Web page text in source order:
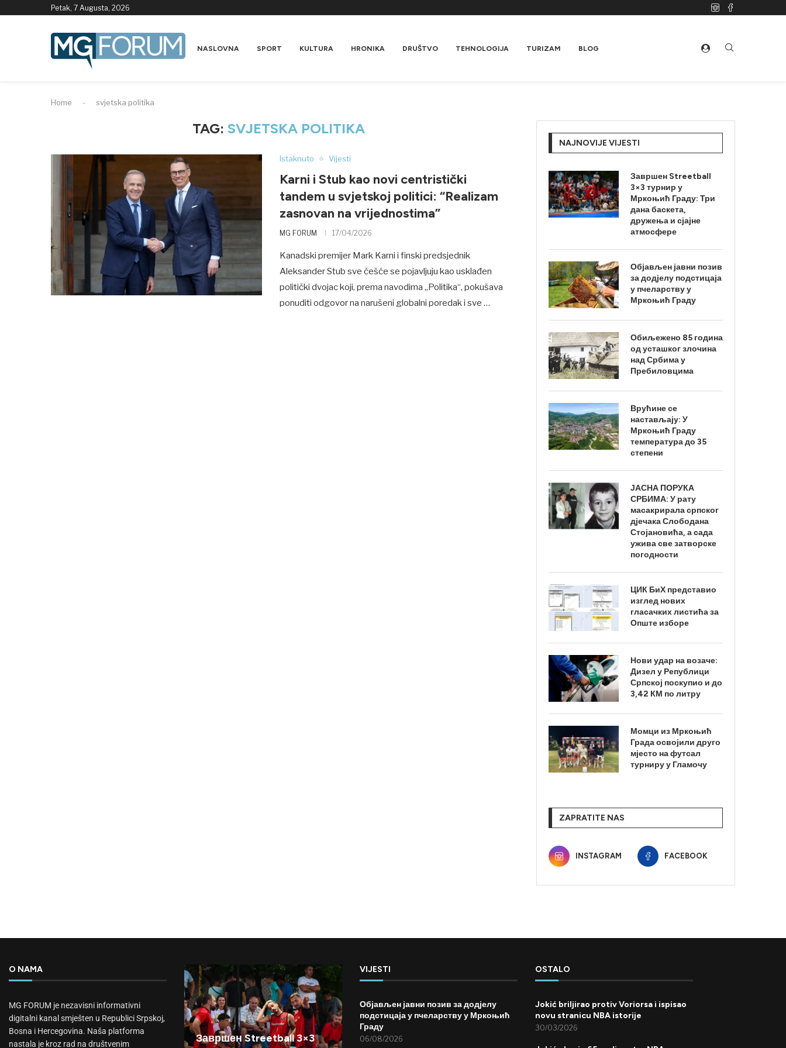
Petak, 7 Augusta, 2026
NASLOVNA SPORT KULTURA HRONIKA DRUŠTVO TEHNOLOGIJA TURIZAM BLOG
Home - svjetska politika
TAG:SVJETSKA POLITIKA
Istaknuto Vijesti
Karni i Stub kao novi centristički
tandem u svjetskoj politici: “Realizam
zasnovan na vrijednostima”
MG FORUM 17/04/2026
Kanadski premijer Mark Karni i finski predsjednik
Aleksander Stub sve češće se pojavljuju kao usklađen
politički dvojac koji, prema navodima „Politika“, pokušava
ponuditi odgovor na narušeni globalni poredak i sve …
NAJNOVIJE VIJESTI
Завршен Streetball
3×3 турнир у
Мркоњић Граду: Три
дана баскета,
дружења и сјајне
атмосфере
Објављен јавни позив
за додјелу подстицаја
у пчеларству у
Мркоњић Граду
Обиљежено 85 година
од усташког злочина
над Србима у
Пребиловцима
Врућине се
настављају: У
Мркоњић Граду
температура до 35
степени
ЈАСНА ПОРУКА
СРБИМА: У рату
масакрирала српског
дјечака Слободана
Стојановића, а сада
ужива све затворске
погодности
ЦИК БиХ представио
изглед нових
гласачких листића за
Опште изборе
Нови удар на возаче:
Дизел у Републици
Српској поскупио и до
3,42 КМ по литру
Момци из Мркоњић
Града освојили друго
мјесто на футсал
турниру у Гламочу
ZAPRATITE NAS
INSTAGRAM FACEBOOK
O NAMA
MG FORUM je nezavisni informativni
digitalni kanal smješten u Republici Srpskoj,
Bosna i Hercegovina. Naša platforma
nastala je kroz rad na društvenim
Завршен Streetball 3×3
VIJESTI
Објављен јавни позив за додјелу
подстицаја у пчеларству у Мркоњић
Граду
06/08/2026
OSTALO
Jokić briljirao protiv Voriorsa i ispisao
novu stranicu NBA istorije
30/03/2026